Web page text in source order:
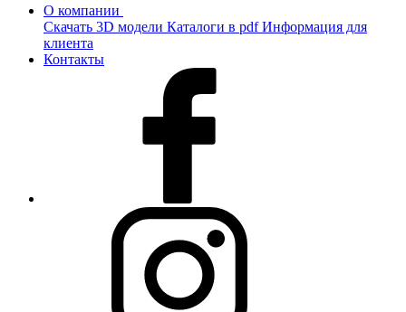
О компании
Скачать 3D модели Каталоги в pdf Информация для
клиента
Контакты